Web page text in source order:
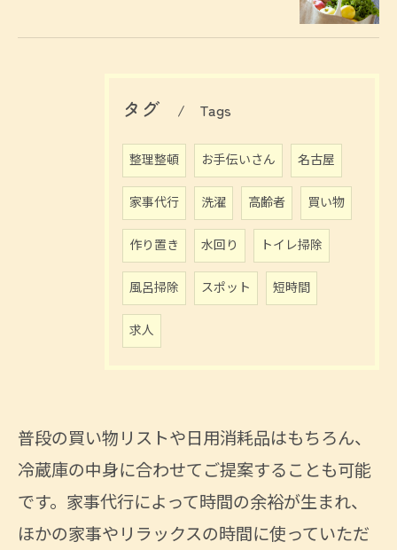
タグ Tags
整理整頓 お手伝いさん 名古屋
家事代行 洗濯 高齢者 買い物
作り置き 水回り トイレ掃除
風呂掃除 スポット 短時間
求人
普段の買い物リストや日用消耗品はもちろん、
冷蔵庫の中身に合わせてご提案することも可能
です。家事代行によって時間の余裕が生まれ、
ほかの家事やリラックスの時間に使っていただ
お問い合わせはこちら